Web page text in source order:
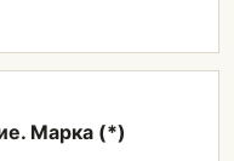
Марка (*)